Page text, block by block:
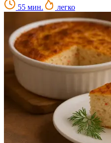
55 мин. легко